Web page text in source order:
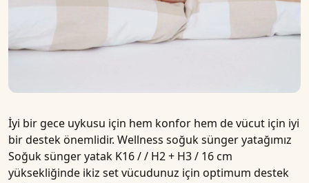
İyi bir gece uykusu için hem konfor hem de vücut için iyi
bir destek önemlidir. Wellness soğuk sünger yatağımız
Soğuk sünger yatak K16 / / H2 + H3 / 16 cm
yüksekliğinde ikiz setvücudunuz için optimum destek